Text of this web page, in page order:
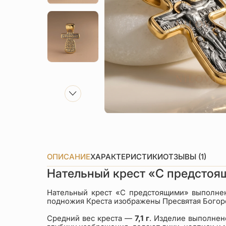
ОПИСАНИЕХАРАКТЕРИСТИКИОТЗЫВЫ (1)
Нательный крест «С
Нательный крест «С предстоящими»
подножия Креста изображены Пресвятая
Средний вес креста —7,1 г. Изделие